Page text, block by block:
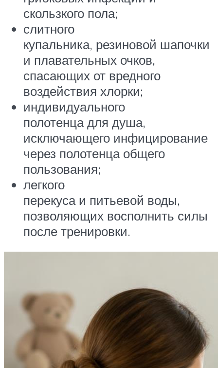
скользкого пола;
слитного
купальника, резиновой шапочки
и плавательных очков,
спасающих от вредного
воздействия хлорки;
индивидуального
полотенца для душа,
исключающего инфицирование
через полотенца общего
пользования;
легкого
перекуса и питьевой воды,
позволяющих восполнить силы
после тренировки.